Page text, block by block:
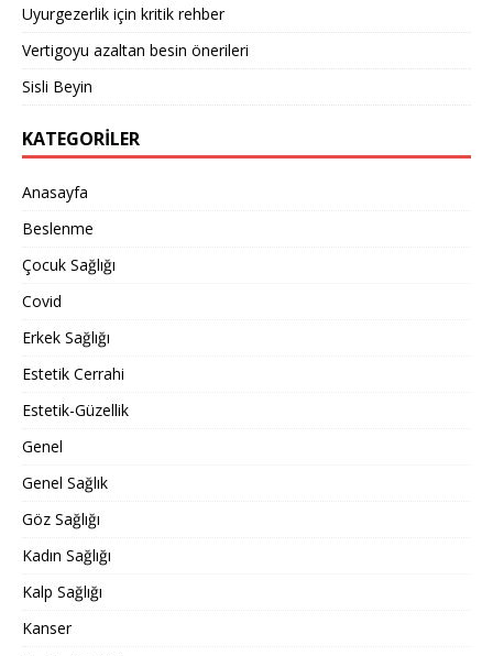
Uyurgezerlik için kritik rehber
Vertigoyu azaltan besin önerileri
Sisli Beyin
KATEGORILER
Anasayfa
Beslenme
Çocuk Sağlığı
Covid
Erkek Sağlığı
Estetik Cerrahi
Estetik-Güzellik
Genel
Genel Sağlık
Göz Sağlığı
Kadın Sağlığı
Kalp Sağlığı
Kanser